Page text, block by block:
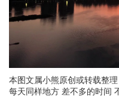
本图文属小熊原创或转载整
每天同样地方 差不多的时间